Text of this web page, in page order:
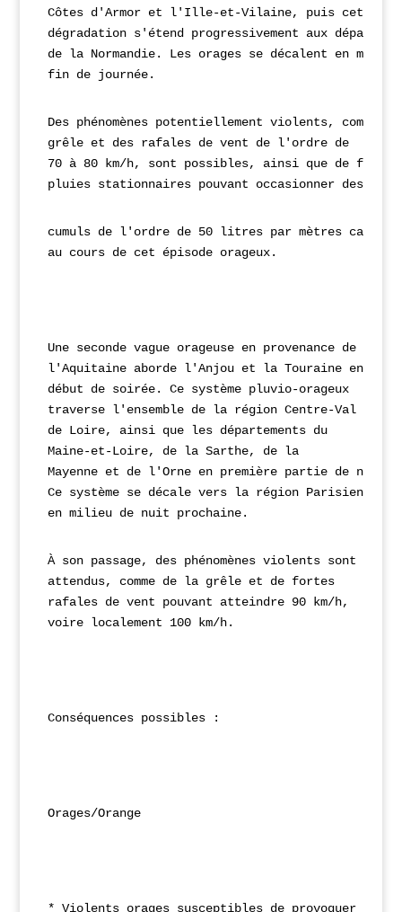
Côtes d'Armor et l'Ille-et-Vilaine, puis cette
dégradation s'étend progressivement aux
de la Normandie. Les orages se décalent en mer
fin de journée.
Des phénomènes potentiellement violents, comme
grêle et des rafales de vent de l'ordre de
70 à 80 km/h, sont possibles, ainsi que de
pluies stationnaires pouvant occasionner des
cumuls de l'ordre de 50 litres par mètres carrés
au cours de cet épisode orageux.
Une seconde vague orageuse en provenance de
l'Aquitaine aborde l'Anjou et la Touraine en
début de soirée. Ce système pluvio-orageux
traverse l'ensemble de la région Centre-Val
de Loire, ainsi que les départements du
Maine-et-Loire, de la Sarthe, de la
Mayenne et de l'Orne en première partie de nuit.
Ce système se décale vers la région Parisienne
en milieu de nuit prochaine.
À son passage, des phénomènes violents sont
attendus, comme de la grêle et de fortes
rafales de vent pouvant atteindre 90 km/h,
voire localement 100 km/h.
Conséquences possibles :
Orages/Orange
* Violents orages susceptibles de provoquer